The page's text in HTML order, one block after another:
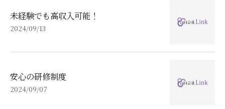
未経験でも高収入可能！
2024/09/13
安心の研修制度
2024/09/07